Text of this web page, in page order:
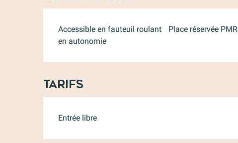
Accessible en fauteuil roulant
en autonomie
Place réservée PMR
Tarifs
Entrée libre